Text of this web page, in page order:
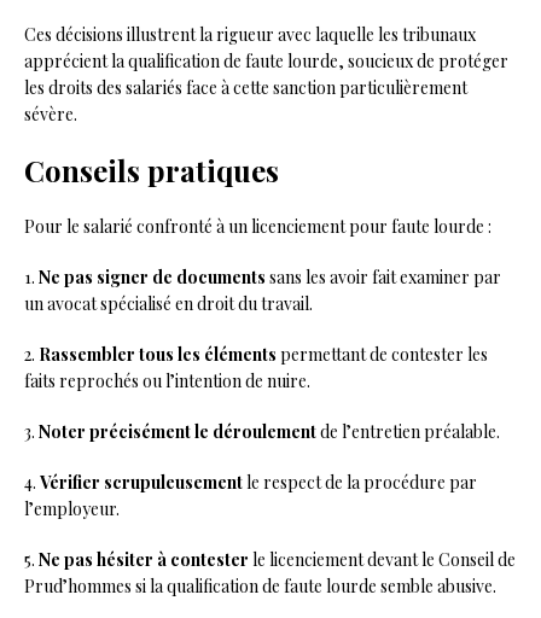
Ces décisions illustrent la rigueur avec laquelle les tribunaux
apprécient la qualification de faute lourde, soucieux de protéger
les droits des salariés face à cette sanction particulièrement
sévère.
Conseils pratiques
Pour le salarié confronté à un licenciement pour faute lourde :
1. Ne pas signer de documents sans les avoir fait examiner par
un avocat spécialisé en droit du travail.
2. Rassembler tous les éléments permettant de contester les
faits reprochés ou l’intention de nuire.
3. Noter précisément le déroulementde l’entretien préalable.
4. Vérifier scrupuleusementle respect de la procédure par
l’employeur.
5. Ne pas hésiter à contester le licenciement devant le Conseil de
Prud’hommes si la qualification de faute lourde semble abusive.